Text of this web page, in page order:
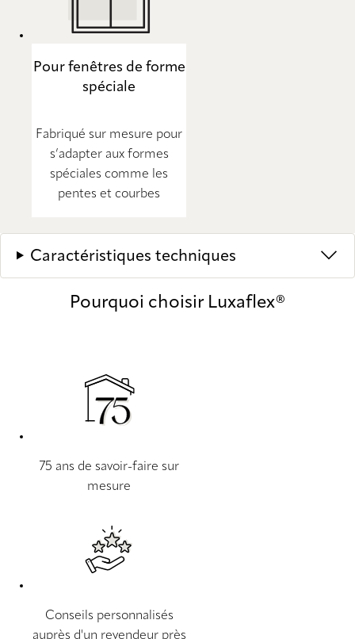
Pour fenêtres de forme
spéciale
Fabriqué sur mesure pour
s’adapter aux formes
spéciales comme les
pentes et courbes
Caractéristiques techniques
Pourquoi choisir Luxaflex®
75 ans de savoir-faire sur
mesure
Conseils personnalisés
auprès d'un revendeur près